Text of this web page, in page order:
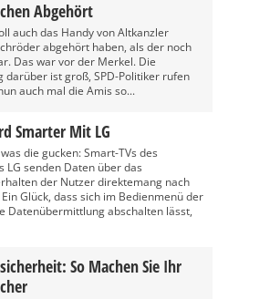
Abgehört
auch das Handy von Altkanzler
abgehört haben, als der noch
Das war vor der Merkel. Die
darüber ist groß, SPD-Politiker rufen
auch mal die Amis so...
Smarter Mit LG
die gucken: Smart-TVs des
LG senden Daten über das
der Nutzer direktemang nach
Glück, dass sich im Bedienmenü der
Datenübermittlung abschalten lässt,
So Machen Sie Ihr